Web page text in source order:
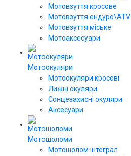
Мотовзуття кросове
Мотовзуття ендуро\АТV
Мотовзуття міське
Мотоаксесуари
Мотоокуляри
Мотоокуляри кросові
Лижні окуляри
Сонцезахисні окуляри
Аксесуари
Мотошоломи
Мотошолом інтеграл